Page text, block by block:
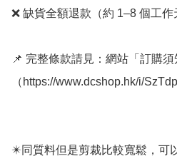
❌ 缺貨全額退款（約 1–8 個工作
📌 完整條款請見：網站「訂購須
（https://www.dcshop.hk/i/
✴️同質料但是剪裁比較寬鬆，可